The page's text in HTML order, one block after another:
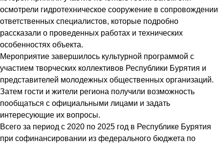
осмотрели гидротехническое сооружение в сопровождении
ответственных специалистов, которые подробно
рассказали о проведенных работах и технических
особенностях объекта.
Мероприятие завершилось культурной программой с
участием творческих коллективов Республики Бурятия и
представителей молодежных общественных организаций.
Затем гости и жители региона получили возможность
пообщаться с официальными лицами и задать
интересующие их вопросы.
Всего за период с 2020 по 2025 год в Республике Бурятия
при софинансировании из федерального бюджета по